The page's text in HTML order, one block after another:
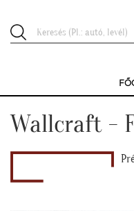
Wallcraft -